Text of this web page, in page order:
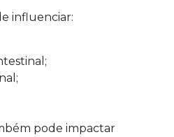
influenciar:
pode impactar